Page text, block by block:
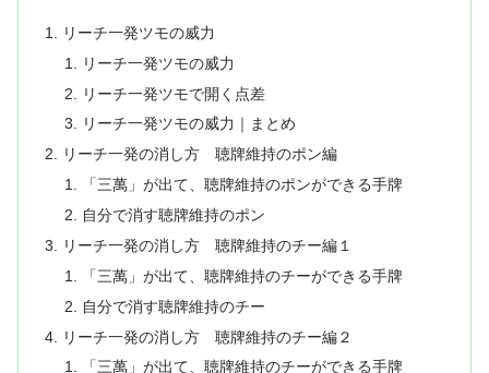
リーチ一発ツモの威力
リーチ一発ツモの威力
リーチ一発ツモで開く点差
リーチ一発ツモの威力｜まとめ
リーチ一発の消し方 聴牌維持のポン編
「三萬」が出て、聴牌維持のポンができる手牌
自分で消す聴牌維持のポン
リーチ一発の消し方 聴牌維持のチー編１
「三萬」が出て、聴牌維持のチーができる手牌
自分で消す聴牌維持のチー
リーチ一発の消し方 聴牌維持のチー編２
「三萬」が出て、聴牌維持のチーができる手牌